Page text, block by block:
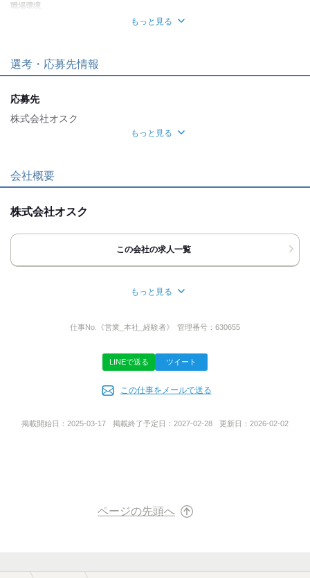
職場環境
交通費有 社保あり 研修制度 資格取得支援あり
もっと見る
選考・応募先情報
応募先
株式会社オスク
[最寄駅]
茨城県 那珂市⁄上菅谷駅 (徒歩 10分)ほか
[住所]
地図・アクセス詳細を見る
その場合は、時間をおいてから
もっと見る
会社概要
株式会社オスク
この会社の求人一覧
茨城県那珂市菅谷６０５‐３０
上記に付帯する一切の業務
https://iii-osk.co.jp/
もっと見る
仕事No. 《営業_本社_経験者》 管理番号： 630655
LINEで送る ツイート
この仕事をメールで送る
掲載開始日： 2025-03-17 掲載終了予定日： 2027-02-28 更新日： 2026-02-02
ページの先頭へ